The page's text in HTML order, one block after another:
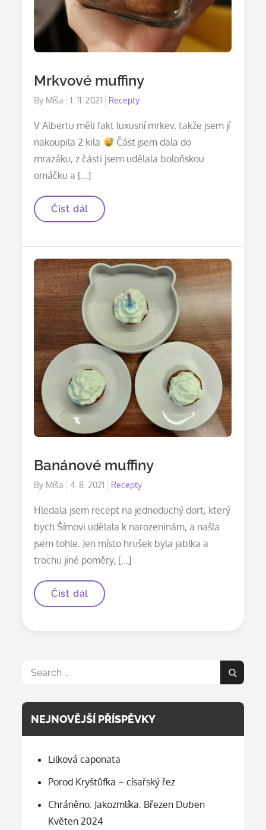
Mrkvové muffiny
By Míša
Posted
1. 11. 2021 Recepty
V Albertu měli fakt luxusní mrkev, takže jsem jí
nakoupila 2 kila
Část jsem dala do
mrazáku, z části jsem udělala boloňskou
omáčku a […]
Mrkvové
muffiny
Číst dál
Banánové muffiny
By Míša
Posted
4. 8. 2021 Recepty
Hledala jsem recept na jednoduchý dort, který
bych Šímovi udělala k narozeninám, a našla
jsem tohle. Jen místo hrušek byla jablka a
trochu jiné poměry, […]
Banánové
muffiny
Číst dál
Search
Search
NEJNOVĚJŠÍ PŘÍSPĚVKY
Lilková caponata
Porod Kryštůfka – císařský řez
Chráněno: Jakozmlíka: Březen Duben
Květen 2024